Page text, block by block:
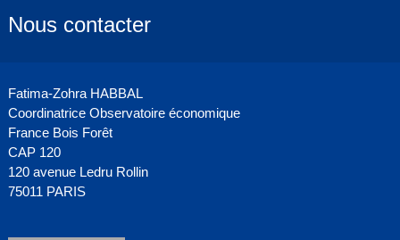
Nous contacter
Fatima-Zohra HABBAL
Coordinatrice Observatoire économique
France Bois Forêt
CAP 120
120 avenue Ledru Rollin
75011 PARIS